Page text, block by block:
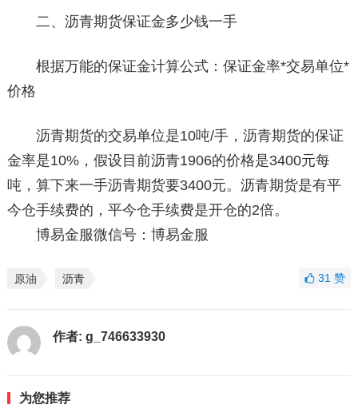
二、沥青期货保证金多少钱一手
根据万能的保证金计算公式：保证金率*交易单位*
价格
沥青期货的交易单位是10吨/手，沥青期货的保证
金率是10%，假设目前沥青1906的价格是3400元每
吨，算下来一手沥青期货要3400元。沥青期货是有平
今仓手续费的，平今仓手续费是开仓的2倍。
博易金服微信号：博易金服
原油 沥青 31赞
作者: g_746633930
为您推荐